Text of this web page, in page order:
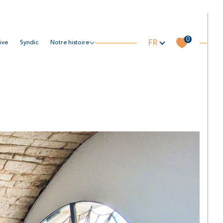
syndic notre histoire Langue
FR 0